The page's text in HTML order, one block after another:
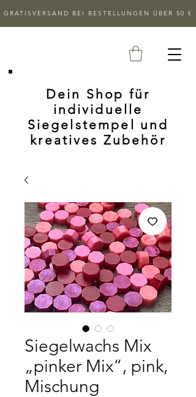
GRATISVERSAND BEI BESTELLUNGEN ÜBER 50 €
Dein Shop für
individuelle
Siegelstempel und
kreatives Zubehör
Siegelwachs Mix
„pinker Mix“, pink,
Mischung